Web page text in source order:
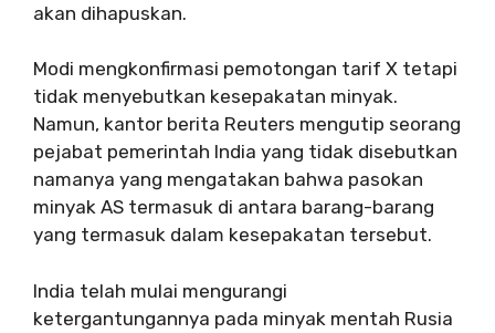
akan dihapuskan.
Modi mengkonfirmasi pemotongan tarif X tetapi
tidak menyebutkan kesepakatan minyak.
Namun, kantor berita Reuters mengutip seorang
pejabat pemerintah India yang tidak disebutkan
namanya yang mengatakan bahwa pasokan
minyak AS termasuk di antara barang-barang
yang termasuk dalam kesepakatan tersebut.
India telah mulai mengurangi
ketergantungannya pada minyak mentah Rusia